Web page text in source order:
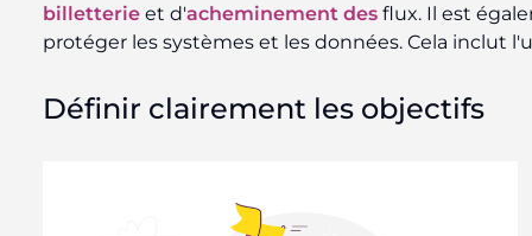
billetterie et d'acheminement des flux. Il est
protéger les systèmes et les données. Cela inclut
Définir clairement les objectifs